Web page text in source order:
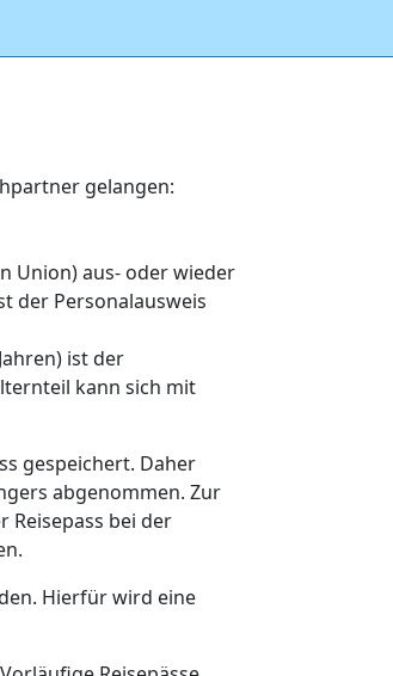
gelangen:
Union) aus- oder wieder
der Personalausweis
ist der
kann sich mit
gespeichert. Daher
abgenommen. Zur
Reisepass bei der
Hierfür wird eine